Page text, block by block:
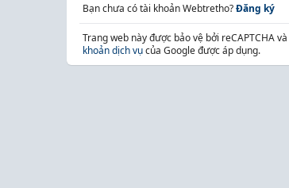
Bạn chưa có tài khoản Webtretho?Đăng ký
Trang web này được bảo vệ bởi reCAPTCHA và
khoản dịch vụcủa Google được áp dụng.